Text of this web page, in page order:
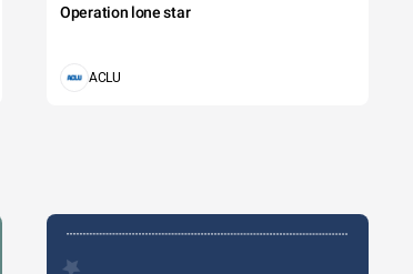
Operation lone star
ACLU